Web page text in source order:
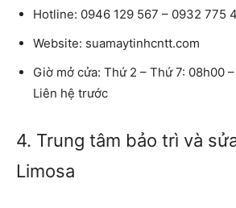
Hotline: 0946 129 567 – 0932 775
Website: suamaytinhcntt.com
Giờ mở cửa: Thứ 2 – Thứ 7: 08h00
Liên hệ trước
4. Trung tâm bảo trì và
Limosa